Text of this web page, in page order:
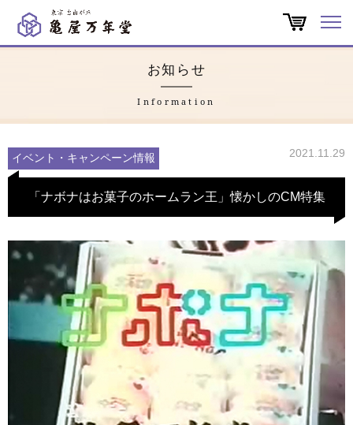
特集
会社概要
よくある質問
お問い合わせ
お知らせ
Information
イベント・キャンペーン情報 2021.11.29
「ナボナはお菓子のホームラン王」懐かしのCM特集